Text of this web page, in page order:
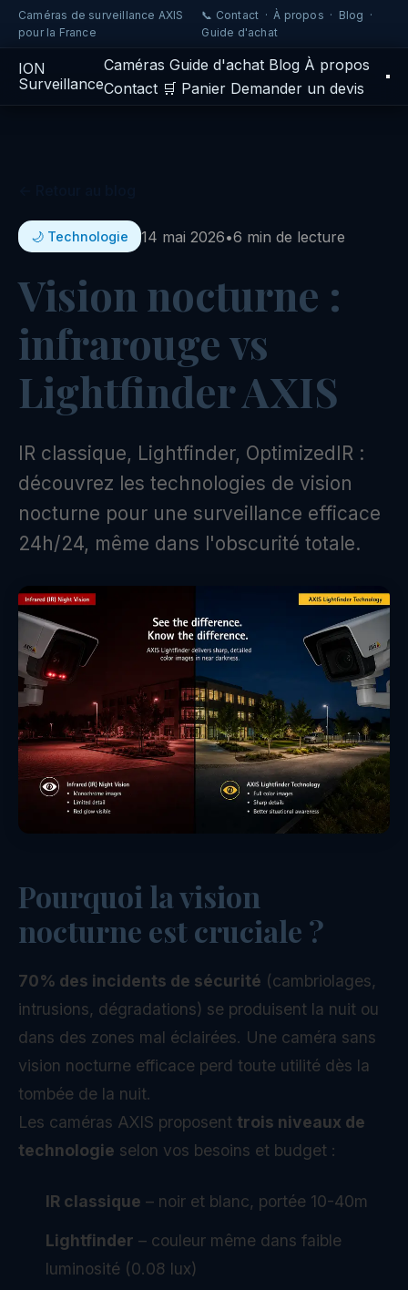
Caméras de surveillance AXIS
pour la France
📞 Contact ·À propos · Blog ·
Guide d'achat
ION
Surveillance
Caméras Guide d'achat Blog À propos
Contact 🛒 Panier Demander un devis
🌙 Technologie 14 mai 2026•6 min de lecture
Vision nocturne :
infrarouge vs
Lightfinder AXIS
IR classique, Lightfinder, OptimizedIR :
découvrez les technologies de vision
nocturne pour une surveillance efficace
24h/24, même dans l'obscurité totale.
Pourquoi la vision
nocturne est cruciale ?
70% des incidents de sécurité (cambriolages,
intrusions, dégradations) se produisent la nuit ou
dans des zones mal éclairées. Une caméra sans
vision nocturne efficace perd toute utilité dès la
tombée de la nuit.
Les caméras AXIS proposent trois niveaux de
technologie selon vos besoins et budget :
IR classique – noir et blanc, portée 10-40m
Lightfinder – couleur même dans faible
luminosité (0.08 lux)